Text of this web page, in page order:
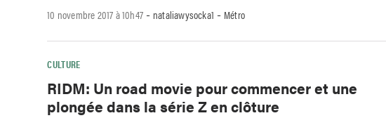
10 novembre 2017 à 10h47 - nataliawysocka1 - Métro
CULTURE
RIDM: Un road movie pour commencer et une
plongée dans la série Z en clôture